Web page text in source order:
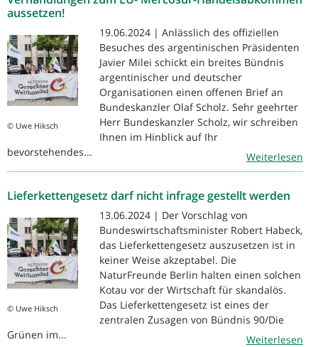
aussetzen!
© Uwe Hiksch
19.06.2024 | Anlässlich des offiziellen
Besuches des argentinischen Präsidenten
Javier Milei schickt ein breites Bündnis
argentinischer und deutscher
Organisationen einen offenen Brief an
Bundeskanzler Olaf Scholz. Sehr geehrter
Herr Bundeskanzler Scholz, wir schreiben
Ihnen im Hinblick auf Ihr
bevorstehendes...
Weiterlesen
Lieferkettengesetz darf nicht infrage gestellt werden
© Uwe Hiksch
13.06.2024 | Der Vorschlag von
Bundeswirtschaftsminister Robert Habeck,
das Lieferkettengesetz auszusetzen ist in
keiner Weise akzeptabel. Die
NaturFreunde Berlin halten einen solchen
Kotau vor der Wirtschaft für skandalös.
Das Lieferkettengesetz ist eines der
zentralen Zusagen von Bündnis 90/Die
Grünen im...
Weiterlesen